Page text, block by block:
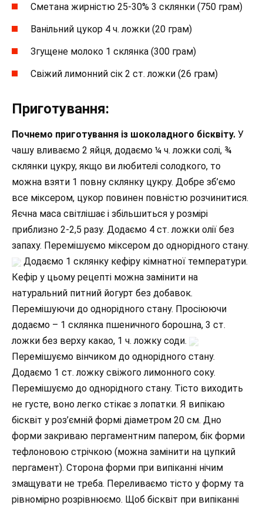
Сметана жирністю 25-30% 3 склянки (750 грам)
Ванільний цукор 4 ч. ложки (20 грам)
Згущене молоко 1 склянка (300 грам)
Свіжий лимонний сік 2 ст. ложки (26 грам)
Приготування:
Почнемо приготування із шоколадного бісквіту. У
чашу вливаємо 2 яйця, додаємо ¼ ч. ложки солі, ¾
склянки цукру, якщо ви любителі солодкого, то
можна взяти 1 повну склянку цукру. Добре зб’ємо
все міксером, цукор повинен повністю розчинитися.
Яєчна маса світлішає і збільшиться у розмірі
приблизно 2-2,5 разу. Додаємо 4 ст. ложки олії без
запаху. Перемішуємо міксером до однорідного стану.
Додаємо 1 склянку кефіру кімнатної температури.
Кефір у цьому рецепті можна замінити на
натуральний питний йогурт без добавок.
Перемішуючи до однорідного стану. Просіюючи
додаємо – 1 склянка пшеничного борошна, 3 ст.
ложки без верху какао, 1 ч. ложку соди.
Перемішуємо вінчиком до однорідного стану.
Додаємо 1 ст. ложку свіжого лимонного соку.
Перемішуємо до однорідного стану. Тісто виходить
не густе, воно легко стікає з лопатки. Я випікаю
бісквіт у роз’ємній формі діаметром 20 см. Дно
форми закриваю пергаментним папером, бік форми
тефлоновою стрічкою (можна замінити на цупкий
пергамент). Сторона форми при випіканні нічим
змащувати не треба. Переливаємо тісто у форму та
рівномірно розрівнюємо. Щоб бісквіт при випіканні